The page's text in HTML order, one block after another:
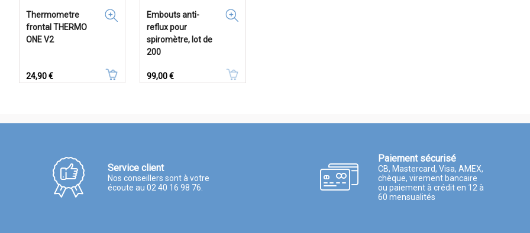
Thermometre
frontal THERMO
ONE V2
Prix
24,90 €
Embouts anti-
reflux pour
spiromètre, lot de
200
Prix
99,00 €
Service client
Nos conseillers sont à votre
écoute au 02 40 16 98 76.
Paiement sécurisé
CB, Mastercard, Visa, AMEX,
chèque, virement bancaire
ou paiement à crédit en 12 à
60 mensualités